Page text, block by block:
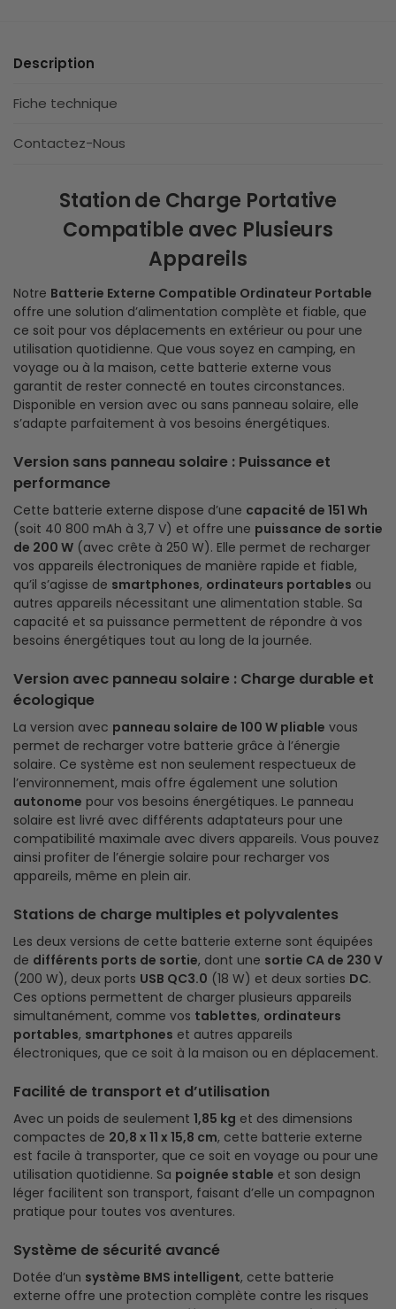
Description
Fiche technique
Contactez-Nous
Station de Charge Portative
Compatible avec Plusieurs
Appareils
Notre Batterie Externe Compatible Ordinateur Portable
offre une solution d’alimentation complète et fiable, que
ce soit pour vos déplacements en extérieur ou pour une
utilisation quotidienne. Que vous soyez en camping, en
voyage ou à la maison, cette batterie externe vous
garantit de rester connecté en toutes circonstances.
Disponible en version avec ou sans panneau solaire, elle
s’adapte parfaitement à vos besoins énergétiques.
Version sans panneau solaire : Puissance et
performance
Cette batterie externe dispose d’une capacité de 151 Wh
(soit 40 800 mAh à 3,7 V) et offre une puissance de sortie
de 200 W (avec crête à 250 W). Elle permet de recharger
vos appareils électroniques de manière rapide et fiable,
qu’il s’agisse de smartphones, ordinateurs portables ou
autres appareils nécessitant une alimentation stable. Sa
capacité et sa puissance permettent de répondre à vos
besoins énergétiques tout au long de la journée.
Version avec panneau solaire : Charge durable et
écologique
La version avec panneau solaire de 100 W pliable vous
permet de recharger votre batterie grâce à l’énergie
solaire. Ce système est non seulement respectueux de
l’environnement, mais offre également une solution
autonome pour vos besoins énergétiques. Le panneau
solaire est livré avec différents adaptateurs pour une
compatibilité maximale avec divers appareils. Vous pouvez
ainsi profiter de l’énergie solaire pour recharger vos
appareils, même en plein air.
Stations de charge multiples et polyvalentes
Les deux versions de cette batterie externe sont équipées
de différents ports de sortie, dont une sortie CA de 230 V
(200 W), deux ports USB QC3.0 (18 W) et deux sorties DC.
Ces options permettent de charger plusieurs appareils
simultanément, comme vos tablettes, ordinateurs
portables, smartphones et autres appareils
électroniques, que ce soit à la maison ou en déplacement.
Facilité de transport et d’utilisation
Avec un poids de seulement 1,85 kg et des dimensions
compactes de 20,8 x 11 x 15,8 cm, cette batterie externe
est facile à transporter, que ce soit en voyage ou pour une
utilisation quotidienne. Sa poignée stable et son design
léger facilitent son transport, faisant d’elle un compagnon
pratique pour toutes vos aventures.
Système de sécurité avancé
Dotée d’un système BMS intelligent, cette batterie
externe offre une protection complète contre les risques